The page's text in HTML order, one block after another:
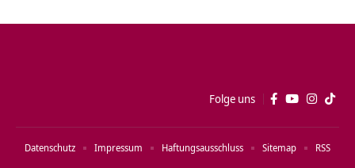
Folge uns
Datenschutz Impressum Haftungsausschluss Sitemap RSS